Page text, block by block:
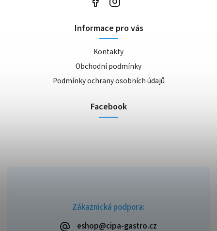
Zákaznická podpora:
eshop@cipa-gastro.cz
Informace pro vás
Kontakty
Obchodní podmínky
Podmínky ochrany osobních údajů
Facebook